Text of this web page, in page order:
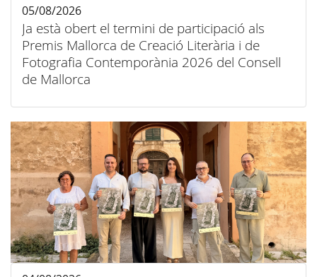
Ja està obert el termini de participació als
Premis Mallorca de Creació Literària i de
Fotografia Contemporània 2026 del Consell
de Mallorca
05/08/2026